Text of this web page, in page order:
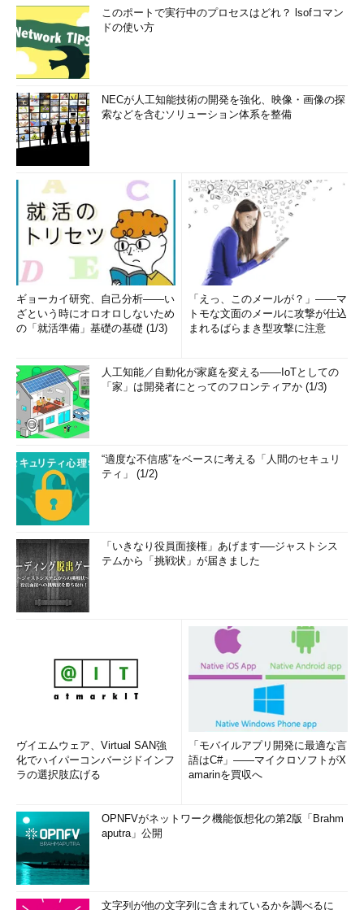
この方法では、サブコマンドまで含めたnetコマンドの一覧が
表示される。例えば「net help services」を実行すると、「開始
これらのコマンドでは大文字と小文字は特に区別されないので、
入力時は小文字のままでよい）。
ては、短文形式のヘルプと、長文形式のヘルプの2つの方法があ
る。前者では、パラメータ名など必要最低限の情報だけが非常に
簡潔に表示されるが（慣れたユーザーはこれでも十分である）、
後者はより詳しく表示される。
■短形式のヘルプの表示方法
マンド名に続いて「/?」というオプションを付ける。例えば
「net accounts」ならば「net accounts /?」とする。
C:\>net accounts /?
このコマンドの構文は次のとおりです:
NET ACCOUNTS
[/MAXPWAGE:{日数 | UNLIMITED}] [/MINPWAGE:日
数]
[/UNIQUEPW:数値] [/DOMAIN]
それぞれのパラメータの意味については表示されないので、あ
らかじめこのコマンドについてよく知っている必要がある。しか
しオプションのスペルや指定方法などが不明なときは、このよう
■長形式のヘルプの表示方法
長形式は、コマンドそのものの意味が不明な場合や、各オプシ
ョン・パラメータについてより詳しく知りたい場合に利用すると
よい。また、短形式では表示されないような特殊な（利用頻度の
低い）オプションなどについても表示される場合があるので、長
形式のヘルプをまったく見なくてもよいということはない。例え
ば「net user ユーザー名
/active:yes」というコマンドは、連続
示されないので、慣れた管理者でも見落としているかもしれな
い。
長形式のヘルプを表示させるには、「net help コマンド名」と
いうふうに、net helpコマンドを使うか、もう1つの方法として、
このポートで実行中のプロセスはどれ？ lsofコマン
ドの使い方
NECが人工知能技術の開発を強化、映像・画像の探
索などを含むソリューション体系を整備
ギョーカイ研究、自己分析――い
ざという時にオロオロしないため
の「就活準備」基礎の基礎 (1/3)
「えっ、このメールが？」――マ
トモな文面のメールに攻撃が仕込
まれるばらまき型攻撃に注意
人工知能／自動化が家庭を変える――IoTとしての
「家」は開発者にとってのフロンティアか (1/3)
“適度な不信感”をベースに考える「人間のセキュリ
ティ」 (1/2)
「いきなり役員面接権」あげます──ジャストシス
テムから「挑戦状」が届きました
ヴイエムウェア、Virtual SAN強
化でハイパーコンバージドインフ
ラの選択肢広げる
「モバイルアプリ開発に最適な言
語はC#」――マイクロソフトがX
amarinを買収へ
OPNFVがネットワーク機能仮想化の第2版「Brahm
aputra」公開
文字列が他の文字列に含まれているかを調べるに